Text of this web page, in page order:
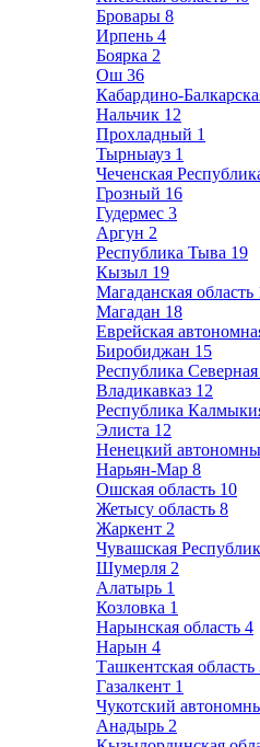
Бровары 8
Ирпень 4
Боярка 2
Ош 36
Кабардино-
Нальчик 12
Прохладный 1
Тырныауз 1
Чеченская
Грозный 16
Гудермес 3
Аргун 2
Республика Тыва 19
Кызыл 19
Магаданская область
Магадан 18
Еврейская
Биробиджан 15
Республика
Владикавказ 12
Республика
Элиста 12
Ненецкий
Нарьян-Мар 8
Ошская область 10
Жетысу область 8
Жаркент 2
Чувашская
Шумерля 2
Алатырь 1
Козловка 1
Нарынская область 4
Нарын 4
Ташкентская область
Газалкент 1
Чукотский
Анадырь 2